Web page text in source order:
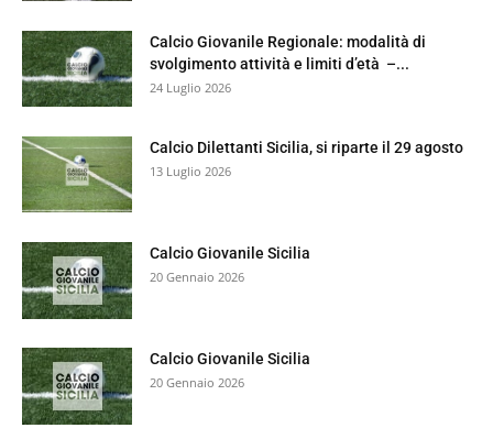
Calcio Giovanile Regionale: modalità di
svolgimento attività e limiti d’età –...
24 Luglio 2026
Calcio Dilettanti Sicilia, si riparte il 29 agosto
13 Luglio 2026
Calcio Giovanile Sicilia
20 Gennaio 2026
Calcio Giovanile Sicilia
20 Gennaio 2026